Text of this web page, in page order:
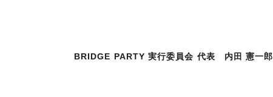
BRIDGE PARTY 実行委員会 代表 内田 憲一郎